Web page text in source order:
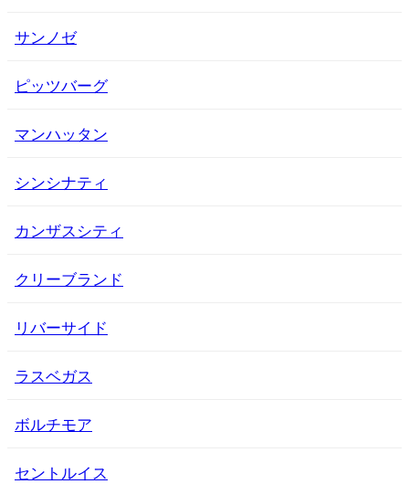
サンノゼ
ピッツバーグ
マンハッタン
シンシナティ
カンザスシティ
クリーブランド
リバーサイド
ラスベガス
ボルチモア
セントルイス